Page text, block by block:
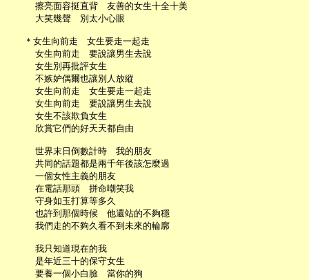
     擦亮面容挺直背　友善的女生十全十美
     大笑幾聲　別太小心眼
   ＊女生向前走　女生要走一起走
     女生向前走　要說讓男生去說
     女生別再批評女生
     不嫉妒偶爾也讓別人放縱
     女生向前走　女生要走一起走
     女生向前走　要說讓男生去說
     女生不該欺負女生
     欣賞它們的好天天都自由
     世界末日倒數計時　我的朋友
     共同的話題都是兩千年後該怎麼過
     一個女性主義的朋友
     在電話那頭　拼命嘲笑我
     守身如玉打算等多久
     也許到那個時候　他還站的不夠穩
     我們走的不夠久看不到未來的輪廓
     我只知道現在的我
     是年近三十的保守女生
     要養一個小白臉　當你的狗